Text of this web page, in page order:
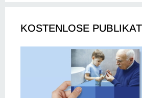
KOSTENLOSE